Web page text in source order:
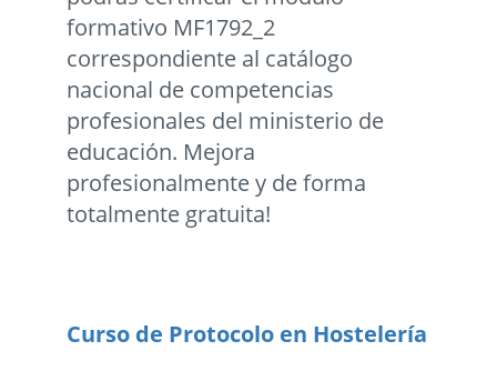
formativo MF1792_2
correspondiente al catálogo
nacional de competencias
profesionales del ministerio de
educación. Mejora
profesionalmente y de forma
totalmente gratuita!
Curso de Protocolo en Hostelería